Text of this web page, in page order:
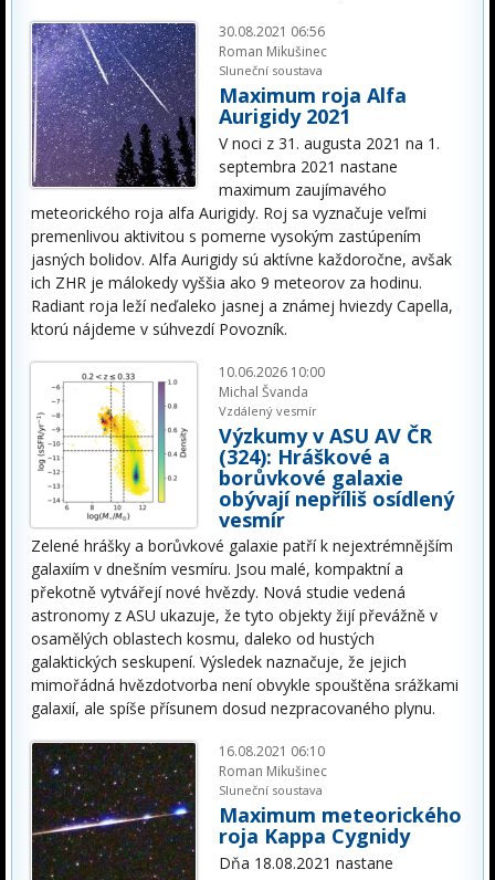
30.08.2021 06:56
Roman Mikušinec
Sluneční soustava
Maximum roja Alfa
Aurigidy 2021
V noci z 31. augusta 2021 na 1.
septembra 2021 nastane
maximum zaujímavého
meteorického roja alfa Aurigidy. Roj sa vyznačuje veľmi
premenlivou aktivitou s pomerne vysokým zastúpením
jasných bolidov. Alfa Aurigidy sú aktívne každoročne, avšak
ich ZHR je málokedy vyššia ako 9 meteorov za hodinu.
Radiant roja leží neďaleko jasnej a známej hviezdy Capella,
ktorú nájdeme v súhvezdí Povozník.
10.06.2026 10:00
Michal Švanda
Vzdálený vesmír
Výzkumy v ASU AV ČR
(324): Hráškové a
borůvkové galaxie
obývají nepříliš osídlený
vesmír
Zelené hrášky a borůvkové galaxie patří k nejextrémnějším
galaxiím v dnešním vesmíru. Jsou malé, kompaktní a
překotně vytvářejí nové hvězdy. Nová studie vedená
astronomy z ASU ukazuje, že tyto objekty žijí převážně v
osamělých oblastech kosmu, daleko od hustých
galaktických seskupení. Výsledek naznačuje, že jejich
mimořádná hvězdotvorba není obvykle spouštěna srážkami
galaxií, ale spíše přísunem dosud nezpracovaného plynu.
16.08.2021 06:10
Roman Mikušinec
Sluneční soustava
Maximum meteorického
roja Kappa Cygnidy
Dňa 18.08.2021 nastane